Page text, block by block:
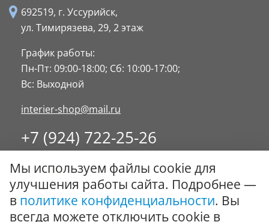
692519, г. Уссурийск,
ул. Тимирязева, 29, 2 этаж
График работы:
Пн-Пт: 09:00-18:00; Сб: 10:00-17:00;
Вс: Выходной
interier-shop@mail.ru
+7 (924) 722-25-26
8 (4234) 32-17-89
Заказать обратный звонок
© ООО "Стиль-Интерьер" 1996 - 2026. Все права
Мы используем файлы cookie для
улучшения работы сайта. Подробнее —
в политике конфиденциальности. Вы
всегда можете отключить cookie в